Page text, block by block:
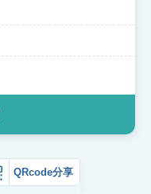
QRcode分享